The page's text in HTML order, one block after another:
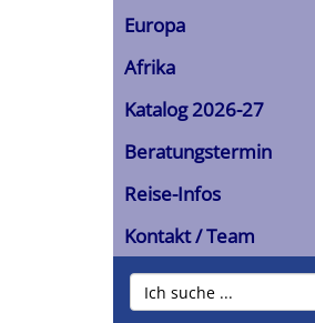
Europa
Afrika
Katalog 2026-27
Beratungstermin
Reise-Infos
Kontakt / Team